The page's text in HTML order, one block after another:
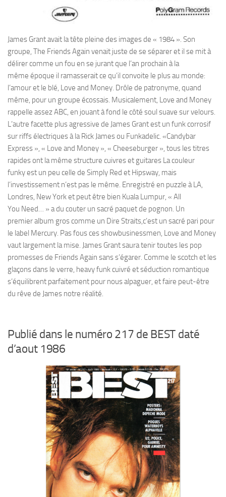
James Grant avait la tête pleine des images de « 1984 ». Son
groupe, The Friends Again venait juste de se séparer et il se mit à
délirer comme un fou en se jurant que l’an prochain à la
même époque il ramasserait ce qu’il convoite le plus au monde:
l’amour et le blé, Love and Money. Drôle de patronyme, quand
même, pour un groupe écossais. Musicalement, Love and Money
rappelle assez ABC, en jouant à fond le côté soul suave sur velours.
L’autre facette plus agressive de James Grant est un funk corrosif
sur riffs électriques à la Rick James ou Funkadelic. «Candybar
Express », « Love and Money », « Cheeseburger », tous les titres
rapides ont la même structure cuivres et guitares La couleur
funky est un peu celle de Simply Red et Hipsway, mais
l’investissement n’est pas le même. Enregistré en puzzle à LA,
Londres, New York et peut être bien Kuala Lumpur, « All
You Need… » a du couter un sacré paquet de pognon. Un
premier album gros comme un Dire Straits,c’est un sacré pari pour
le label Mercury. Pas fous ces showbusinessmen, Love and Money
vaut largement la mise. James Grant saura tenir toutes les pop
promesses de Friends Again sans s’égarer. Comme le scotch et les
glaçons dans le verre, heavy funk cuivré et séduction romantique
s’équilibrent parfaitement pour nous alpaguer, et faire peut-être
du rêve de James notre réalité.
Publié dans le numéro 217 de BEST daté
d’aout 1986